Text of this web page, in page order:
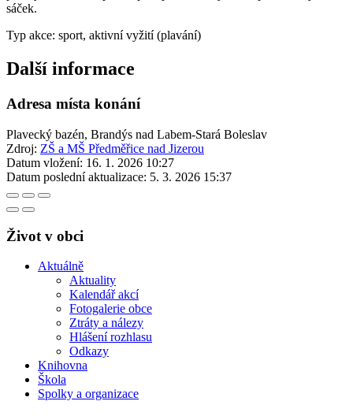
sáček.
Typ akce: sport, aktivní vyžití (plavání)
Další informace
Adresa místa konání
Plavecký bazén, Brandýs nad Labem-Stará Boleslav
Zdroj: ZŠ a MŠ Předměřice nad Jizerou
Datum vložení: 16. 1. 2026 10:27
Datum poslední aktualizace: 5. 3. 2026 15:37
Život v obci
Aktuálně
Aktuality
Kalendář akcí
Fotogalerie obce
Ztráty a nálezy
Hlášení rozhlasu
Odkazy
Knihovna
Škola
Spolky a organizace